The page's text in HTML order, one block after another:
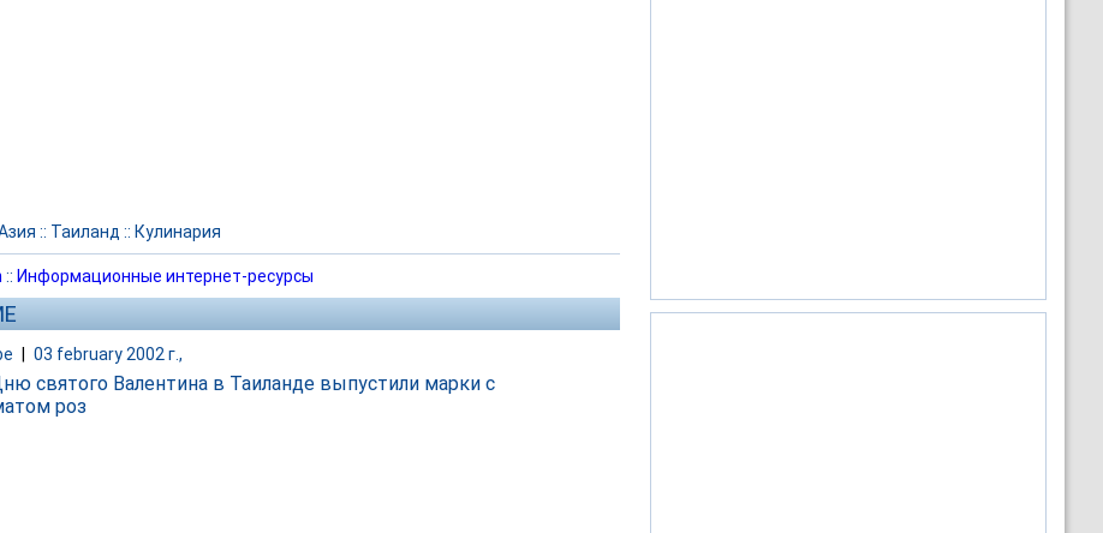
:: Таиланд :: Кулинария
:: Информационные интернет-ресурсы
03 february 2002 г.,
святого Валентина в Таиланде выпустили марки с
роз